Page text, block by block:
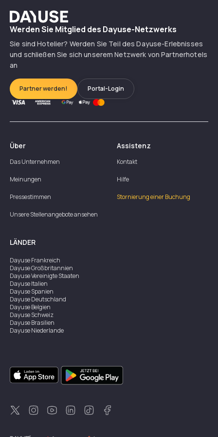
Dayuse
Werden Sie Mitglied des Dayuse-Netzwerks
Sie sind Hotelier? Werden Sie Teil des Dayuse-Erlebnisses
und schließen Sie sich unserem Netzwerk von Partnerhotels
an
Partner werden! Portal-Login
Über
Das Unternehmen
Meinungen
Pressestimmen
Unsere Stellenangebote ansehen
Assistenz
Kontakt
Hilfe
Stornierung einer Buchung
LÄNDER
DayuseFrankreich
DayuseGroßbritannien
DayuseVereinigte Staaten
DayuseItalien
DayuseSpanien
DayuseDeutschland
DayuseBelgien
DayuseSchweiz
DayuseBrasilien
DayuseNiederlande
DayuseSingapur
DayuseZweden
DayuseThailand
DayuseNeuseeland
DayuseTürkei